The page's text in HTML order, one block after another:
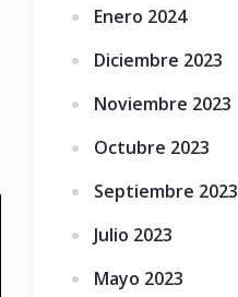
Enero 2024
Diciembre 2023
Noviembre 2023
Octubre 2023
Septiembre 2023
Julio 2023
Mayo 2023